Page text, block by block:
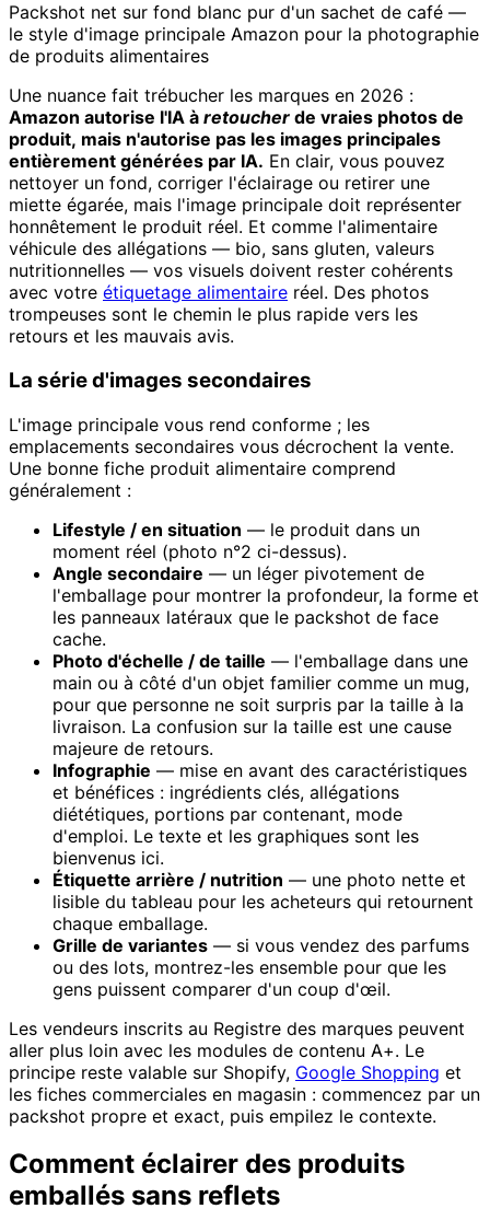
Packshot net sur fond blanc pur d'un sachet de café —
le style d'image principale Amazon pour la photographie
de produits alimentaires
Une nuance fait trébucher les marques en 2026 :
Amazon autorise l'IA à retoucher de vraies photos de
produit, mais n'autorise pas les images principales
entièrement générées par IA. En clair, vous pouvez
nettoyer un fond, corriger l'éclairage ou retirer une
miette égarée, mais l'image principale doit représenter
honnêtement le produit réel. Et comme l'alimentaire
véhicule des allégations — bio, sans gluten, valeurs
nutritionnelles — vos visuels doivent rester cohérents
avec votre étiquetage alimentaire réel. Des photos
trompeuses sont le chemin le plus rapide vers les
retours et les mauvais avis.
La série d'images secondaires
L'image principale vous rend conforme ; les
emplacements secondaires vous décrochent la vente.
Une bonne fiche produit alimentaire comprend
généralement :
Lifestyle / en situation — le produit dans un
moment réel (photo n°2 ci-dessus).
Angle secondaire — un léger pivotement de
l'emballage pour montrer la profondeur, la forme et
les panneaux latéraux que le packshot de face
cache.
Photo d'échelle / de taille — l'emballage dans une
main ou à côté d'un objet familier comme un mug,
pour que personne ne soit surpris par la taille à la
livraison. La confusion sur la taille est une cause
majeure de retours.
Infographie — mise en avant des caractéristiques
et bénéfices : ingrédients clés, allégations
diététiques, portions par contenant, mode
d'emploi. Le texte et les graphiques sont les
bienvenus ici.
Étiquette arrière / nutrition — une photo nette et
lisible du tableau pour les acheteurs qui retournent
chaque emballage.
Grille de variantes — si vous vendez des parfums
ou des lots, montrez-les ensemble pour que les
gens puissent comparer d'un coup d'œil.
Les vendeurs inscrits au Registre des marques peuvent
aller plus loin avec les modules de contenu A+. Le
principe reste valable sur Shopify, Google Shopping et
les fiches commerciales en magasin : commencez par un
packshot propre et exact, puis empilez le contexte.
Comment éclairer des produits
emballés sans reflets